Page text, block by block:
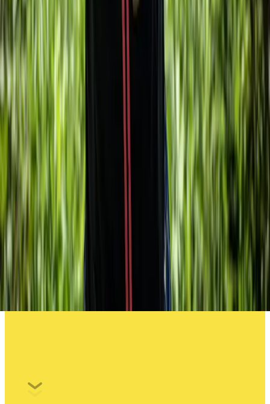
L'histoire du coton : une matière
première précieuse et polyvalente
Comment le coton est devenu un pilier indispensable dans
les secteurs de l'habillement et de l'industrie.